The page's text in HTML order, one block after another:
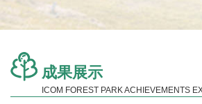
成果展示
ICOM FOREST PARK ACHIEVEMENTS